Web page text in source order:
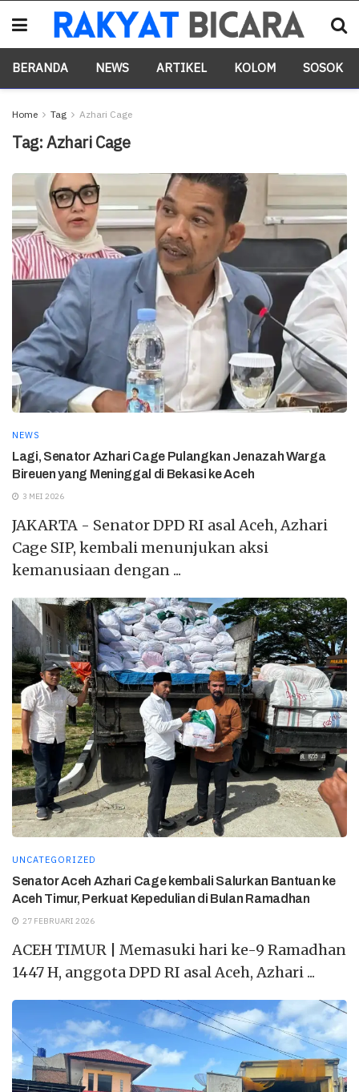
BERANDA NEWS ARTIKEL KOLOM SOSOK
Home Tag Azhari Cage
Tag:Azhari Cage
NEWS
Lagi, Senator Azhari Cage Pulangkan Jenazah Warga
Bireuen yang Meninggal di Bekasi ke Aceh
3 MEI 2026
JAKARTA - Senator DPD RI asal Aceh, Azhari
Cage SIP, kembali menunjukan aksi
kemanusiaan dengan ...
UNCATEGORIZED
Senator Aceh Azhari Cage kembali Salurkan Bantuan ke
Aceh Timur, Perkuat Kepedulian di Bulan Ramadhan
27 FEBRUARI 2026
ACEH TIMUR | Memasuki hari ke-9 Ramadhan
1447 H, anggota DPD RI asal Aceh, Azhari ...